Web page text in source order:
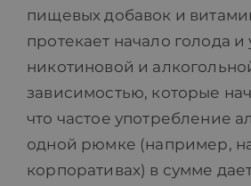
пищевых добавок и
протекает начало голода
никотиновой и
зависимостью, которые
что частое употребление
одной рюмке (например,
корпоративах) в сумме